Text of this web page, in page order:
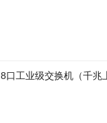
8口工业级交换机（千兆